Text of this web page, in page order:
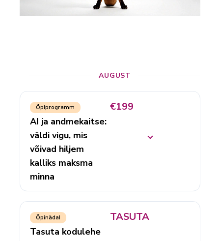
AUGUST
Õpiprogramm
AI ja andmekaitse:
väldi vigu, mis
võivad hiljem
kalliks maksma
minna
€199
Õpinädal
Tasuta kodulehe
TASUTA